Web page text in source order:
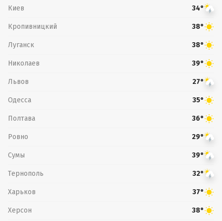
Киев 34°
Кропивницкий 38°
Луганск 38°
Николаев 39°
Львов 27°
Одесса 35°
Полтава 36°
Ровно 29°
Сумы 39°
Тернополь 32°
Харьков 37°
Херсон 38°